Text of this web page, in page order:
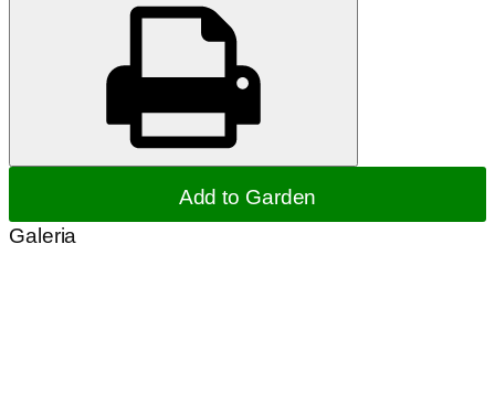
Add to Garden
Galeria